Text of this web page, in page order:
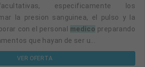
especificamente los
la presion sanguinea, el pulso y la
con el personal medico preparando
que hayan de ser u...
VER OFERTA